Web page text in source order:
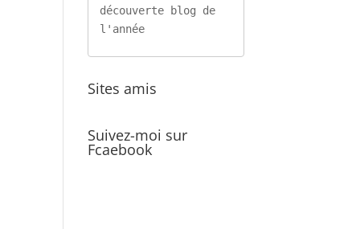
découverte blog de
l'année
Sites amis
Suivez-moi sur
Fcaebook